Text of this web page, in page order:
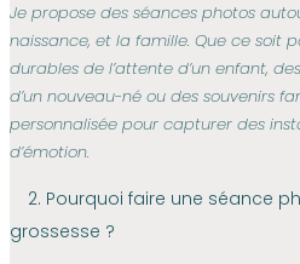
Je propose des séances photos
naissance, et la famille. Que ce soit
durables de l’attente d’un enfant,
d’un nouveau-né ou des souvenirs
personnalisée pour capturer des
d’émotion.
2. Pourquoi faire une séance
grossesse ?